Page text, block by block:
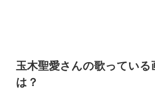
玉木聖愛さんの歌っている
は？